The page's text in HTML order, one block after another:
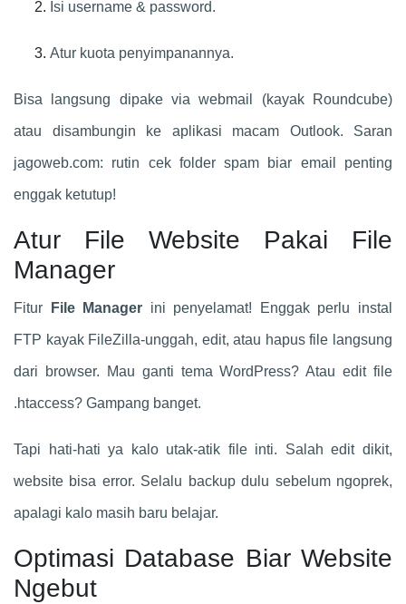
Isi username & password.
Atur kuota penyimpanannya.
Bisa langsung dipake via webmail (kayak Roundcube)
atau disambungin ke aplikasi macam Outlook. Saran
jagoweb.com: rutin cek folder spam biar email penting
enggak ketutup!
Atur File Website Pakai File
Manager
Fitur File Manager ini penyelamat! Enggak perlu instal
FTP kayak FileZilla-unggah, edit, atau hapus file langsung
dari browser. Mau ganti tema WordPress? Atau edit file
.htaccess? Gampang banget.
Tapi hati-hati ya kalo utak-atik file inti. Salah edit dikit,
website bisa error. Selalu backup dulu sebelum ngoprek,
apalagi kalo masih baru belajar.
Optimasi Database Biar Website
Ngebut